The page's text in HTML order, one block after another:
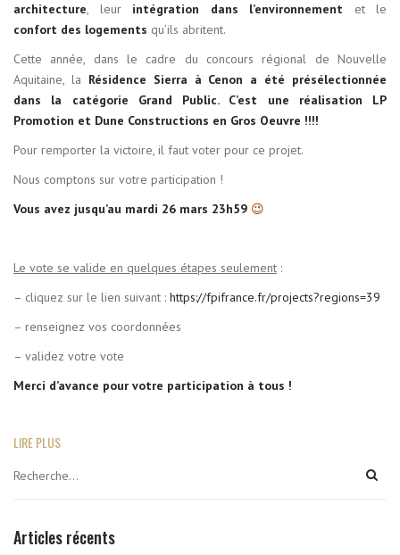
architecture, leur intégration dans l’environnement et le
confort des logements qu’ils abritent.
Cette année, dans le cadre du concours régional de Nouvelle
Aquitaine, la Résidence Sierra à Cenon a été présélectionnée
dans la catégorie Grand Public. C’est une réalisation LP
Promotion et Dune Constructions en Gros Oeuvre !!!!
Pour remporter la victoire, il faut voter pour ce projet.
Nous comptons sur votre participation !
Vous avez jusqu’au mardi 26 mars 23h59 😉
Le vote se valide en quelques étapes seulement :
– cliquez sur le lien suivant : https://fpifrance.fr/projects?regions=39
– renseignez vos coordonnées
– validez votre vote
Merci d’avance pour votre participation à tous !
LIRE PLUS
Articles récents